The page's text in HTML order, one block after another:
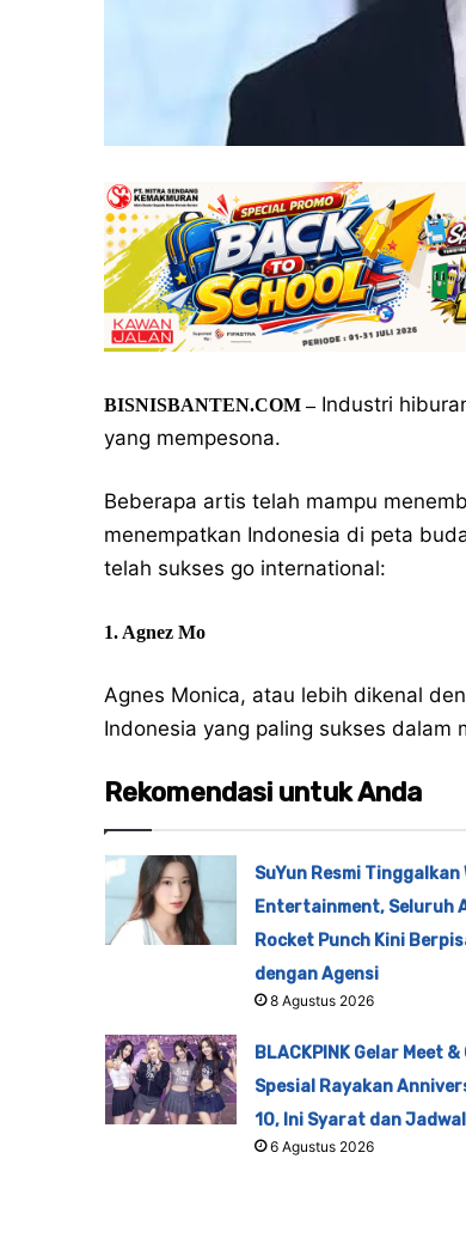
BISNISBANTEN.COM –Industri
yang mempesona.
Beberapa artis telah mampu
menempatkan Indonesia di peta
telah sukses go international:
1. Agnez Mo
Agnes Monica, atau lebih dikenal
Indonesia yang paling sukses dalam
Rekomendasi untuk Anda
SuYun Resmi Tinggalkan
Entertainment, Seluruh
Rocket Punch Kini
dengan Agensi
8 Agustus 2026
BLACKPINK Gelar Meet
Spesial Rayakan
10, Ini Syarat dan
6 Agustus 2026